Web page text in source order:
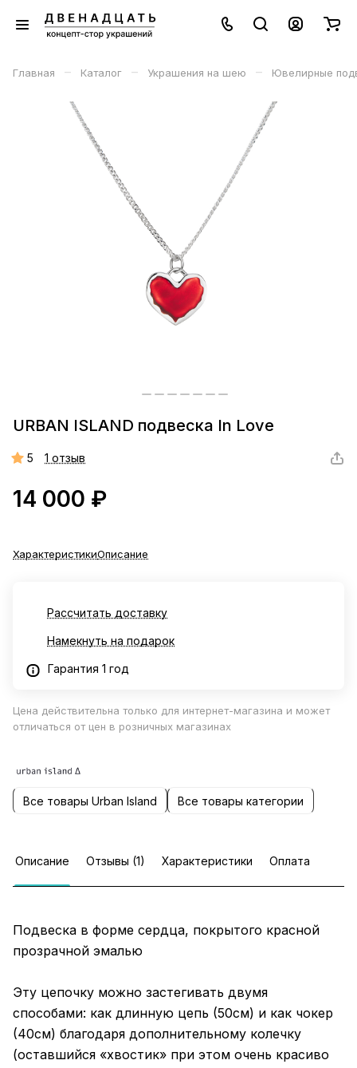
Главная – Каталог – Украшения на шею – Ювелирные
URBAN ISLAND подвеска In Love
5 1 отзыв
14 000 ₽
ХарактеристикиОписание
Рассчитать доставку
Намекнуть на подарок
Гарантия 1 год
Цена действительна только для интернет-магазина и может
отличаться от цен в розничных магазинах
Все товары Urban Island Все товары категории
Описание Отзывы (1) Характеристики Оплата
Подвеска в форме сердца, покрытого красной
прозрачной эмалью
Эту цепочку можно застегивать двумя
способами: как длинную цепь (50см) и как чокер
(40см) благодаря дополнительному колечку
(оставшийся «хвостик» при этом очень красиво